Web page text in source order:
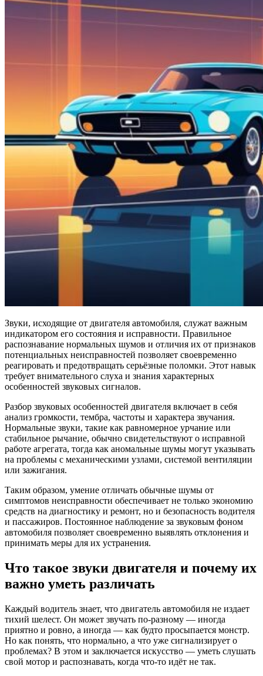
Звуки, исходящие от двигателя автомобиля, служат важным
индикатором его состояния и исправности. Правильное
распознавание нормальных шумов и отличия их от признаков
потенциальных неисправностей позволяет своевременно
реагировать и предотвращать серьёзные поломки. Этот навык
требует внимательного слуха и знания характерных
особенностей звуковых сигналов.
Разбор звуковых особенностей двигателя включает в себя
анализ громкости, тембра, частоты и характера звучания.
Нормальные звуки, такие как равномерное урчание или
стабильное рычание, обычно свидетельствуют о исправной
работе агрегата, тогда как аномальные шумы могут указывать
на проблемы с механическими узлами, системой вентиляции
или зажигания.
Таким образом, умение отличать обычные шумы от
симптомов неисправности обеспечивает не только экономию
средств на диагностику и ремонт, но и безопасность водителя
и пассажиров. Постоянное наблюдение за звуковым фоном
автомобиля позволяет своевременно выявлять отклонения и
принимать меры для их устранения.
Что такое звуки двигателя и почему их
важно уметь различать
Каждый водитель знает, что двигатель автомобиля не издает
тихий шелест. Он может звучать по-разному — иногда
приятно и ровно, а иногда — как будто просыпается монстр.
Но как понять, что нормально, а что уже сигнализирует о
проблемах? В этом и заключается искусство — уметь слушать
свой мотор и распознавать, когда что-то идёт не так.